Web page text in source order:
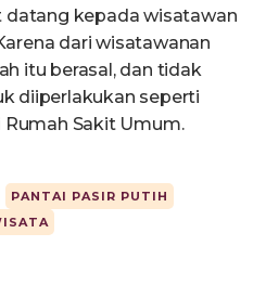
kepada wisatawan
dari wisatawanan
itu berasal, dan tidak
diiperlakukan seperti
Sakit Umum.
PANTAI PASIR PUTIH